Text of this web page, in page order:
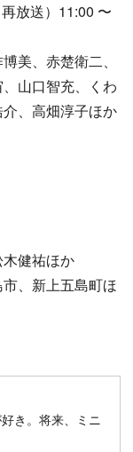
放送）11:00 〜
美、赤楚衛二、
山口智充、くわ
、高畑淳子ほか
健祐ほか
、新上五島町ほ
き。将来、ミニ